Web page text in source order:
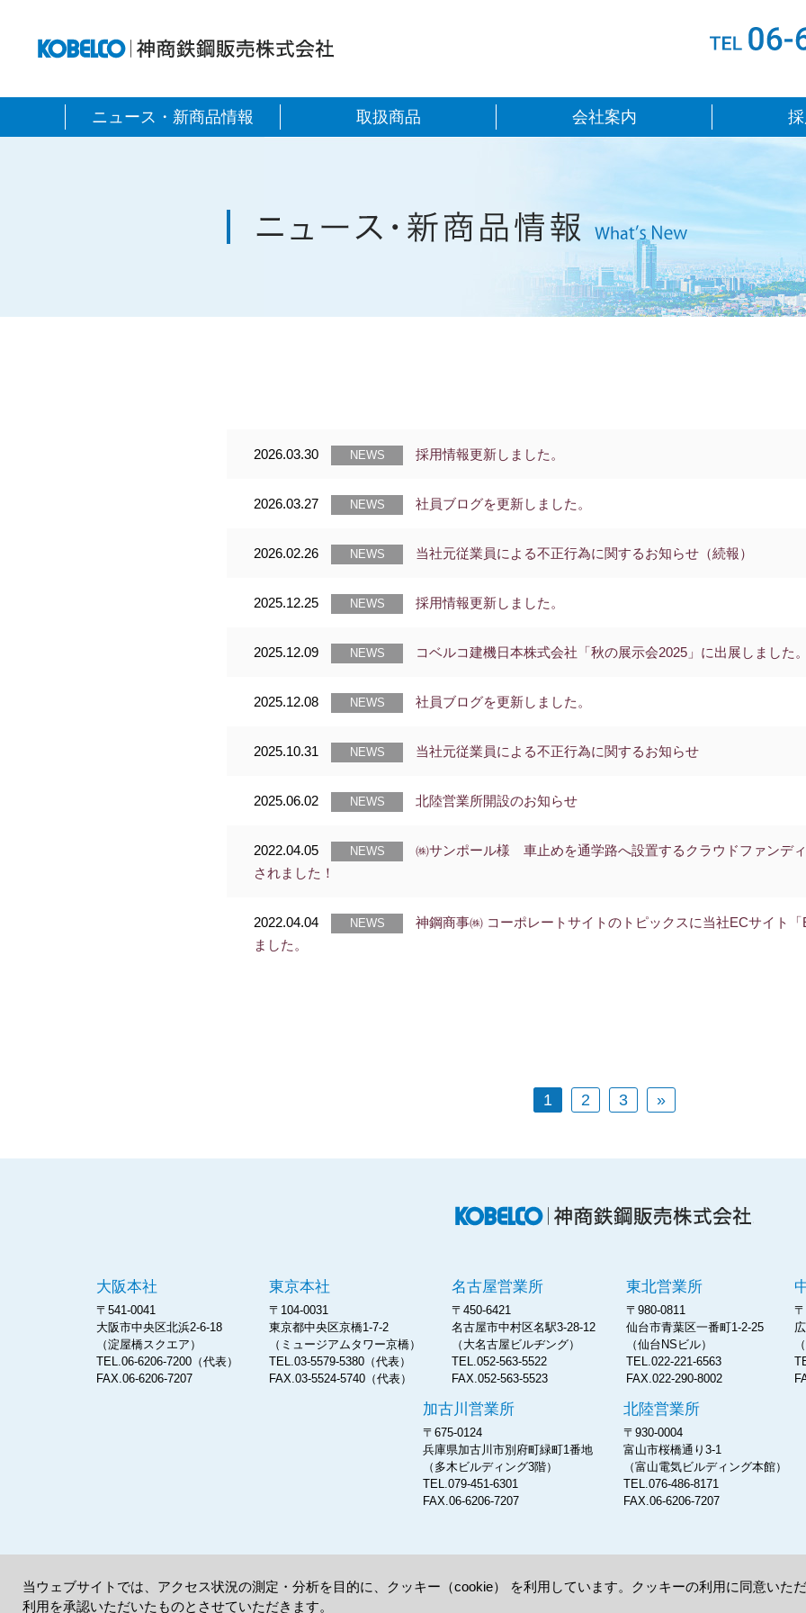
当ウェブサイトでは、アクセス状況の測定・分析を目的に、クッキー（cookie） を利用しています。クッキーの利用に同意いた
利用を承認いただいたものとさせていただきます。
ニュース・新商品情報 取扱商品 会社案内
ニュース
2026.03.30 NEWS 採用情報更新しました。
2026.03.27 NEWS 社員ブログを更新しました。
2026.02.26 NEWS 当社元従業員による不正行為に関するお知らせ（続報）
2025.12.25 NEWS 採用情報更新しました。
2025.12.09 NEWS コベルコ建機日本株式会社「秋の展示会2025」に出展しました
2025.12.08 NEWS 社員ブログを更新しました。
2025.10.31 NEWS 当社元従業員による不正行為に関するお知らせ
2025.06.02 NEWS 北陸営業所開設のお知らせ
2022.04.05 NEWS
㈱サンポール様 車止めを通学路へ設置するクラウドファンデ
されました！
2022.04.04 NEWS
神鋼商事㈱ コーポレートサイトのトピックスに当社ECサイト
ました。
1 2 3 »
大阪本社
〒541-0041
大阪市中央区北浜2-6-18
（淀屋橋スクエア）
TEL.06-6206-7200（代表）
FAX.06-6206-7207
東京本社
〒104-0031
東京都中央区京橋1-7-2
（ミュージアムタワー京橋）
TEL.03-5579-5380（代表）
FAX.03-5524-5740（代表）
名古屋営業所
〒450-6421
名古屋市中村区名駅3-28-12
（大名古屋ビルヂング）
TEL.052-563-5522
FAX.052-563-5523
東北営業所
〒980-0811
仙台市青葉区一番町1-2-25
（仙台NSビル）
TEL.022-221-6563
FAX.022-290-8002
加古川営業所
〒675-0124
兵庫県加古川市別府町緑町1番地
（多木ビルディング3階）
TEL.079-451-6301
FAX.06-6206-7207
北陸営業所
〒930‐0004
富山市桜橋通り3‐1
（富山電気ビルディング本館）
TEL.076-486-8171
FAX.06-6206-7207
プライバシーポリシー cookieポリシー サイトマップ